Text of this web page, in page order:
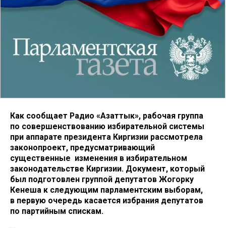
Как сообщает Радио «Азаттык», рабочая группа
по совершенствованию избирательной системы
при аппарате президента Киргизии рассмотрела
законопроект, предусматривающий
существенные изменения в избирательном
законодательстве Киргизии. Документ, который
был подготовлен группой депутатов Жогорку
Кенеша к следующим парламентским выборам,
в первую очередь касается избрания депутатов
по партийным спискам.